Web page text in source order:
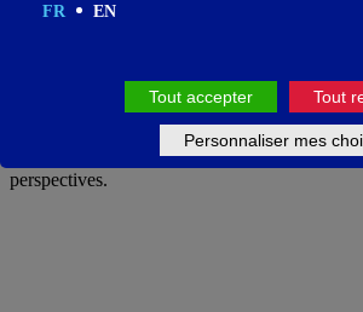
sanitaires contraignantes, la perte de
sens, les
mission à prévoir et la pression économique et
matière de licenciement. Les actif·ve·s sont
réponses et ont besoin d’être rassuré·e·s sur
perspectives.
FR
EN
Tout accepter Tout
Personnaliser mes